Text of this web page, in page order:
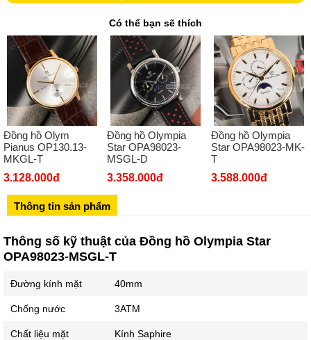
02437836542
Số 8 Trần Duy Hưng - Cầu Giấy - Hà Nội
02432232319
Số 413 Quang Trung - Hà Đông - Hà Nội
02432127660
Số 273 Nguyễn Văn Cừ - Long Biên - Hà Nội
02439392490
Sô 580 Ngã tư Trường Chinh - Hà Nội
02437939481
Số 53 Trần Đăng Ninh - Cầu Giấy - Hà Nội
034 629 9090
Showroom 86: BH9A-SP.9A-63 Vinhomes Ocean Park 1, Dương
Xá, Gia Lâm, Thành phố Hà Nội
Có thể bạn sẽ thích
Đồng hồ Olym
Pianus OP130.13-
MKGL-T
3.128.000đ
Đồng hồ Olympia
Star OPA98023-
MSGL-D
3.358.000đ
Đồng hồ Olympia
Star OPA98023-MK-
T
3.588.000đ
Thông tin sản phẩm
Thông số kỹ thuật của Đồng hồ Olympia Star
OPA98023-MSGL-T
Đường kính mặt 40mm
Chống nước 3ATM
Chất liệu mặt Kính Saphire